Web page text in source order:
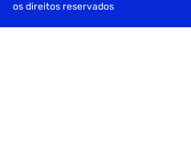
os direitos reservados